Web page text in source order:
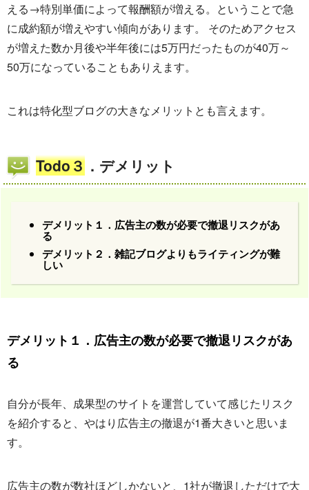
える→特別単価によって報酬額が増える。ということで急
に成約額が増えやすい傾向があります。 そのためアクセス
が増えた数か月後や半年後には5万円だったものが40万～
50万になっていることもありえます。
これは特化型ブログの大きなメリットとも言えます。
Todo３ ．デメリット
デメリット１．広告主の数が必要で撤退リスクがあ
る
デメリット２．雑記ブログよりもライティングが難
しい
デメリット１．広告主の数が必要で撤退リスクがあ
る
自分が長年、成果型のサイトを運営していて感じたリスク
を紹介すると、やはり広告主の撤退が1番大きいと思いま
す。
広告主の数が数社ほどしかないと、1社が撤退しただけで大